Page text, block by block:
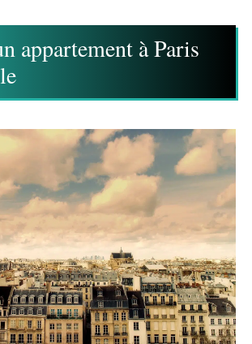
appartement à Paris